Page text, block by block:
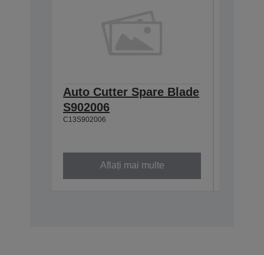
Auto Cutter Spare Blade
S902006
C13S902006
Aflați mai multe